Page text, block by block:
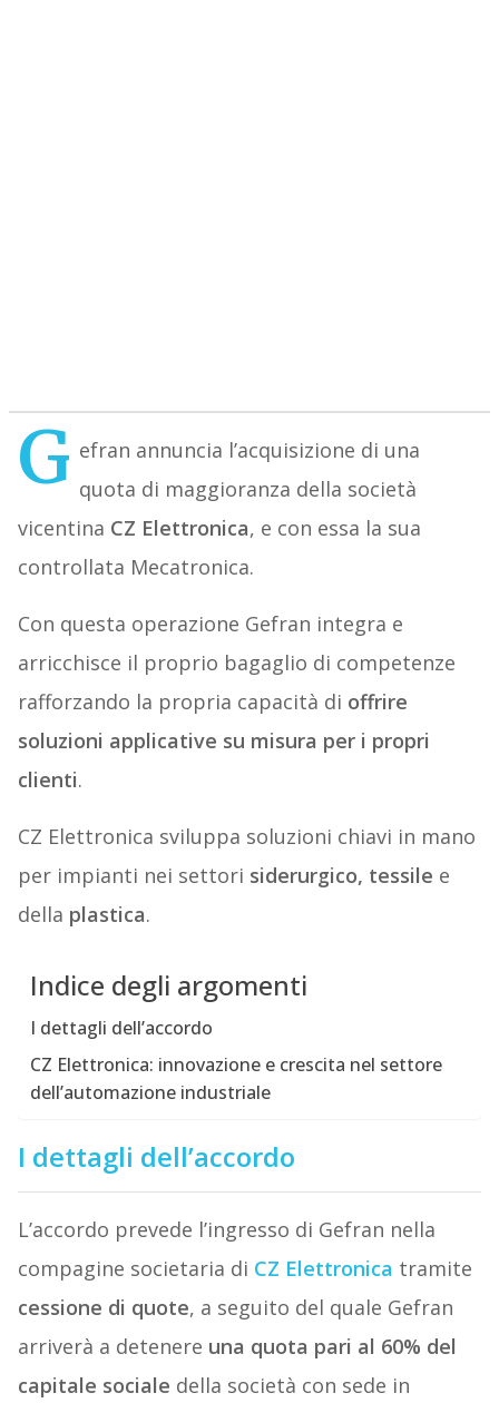
G efran annuncia l’acquisizione di una
quota di maggioranza della società
vicentina CZ Elettronica, e con essa la sua
controllata Mecatronica.
Con questa operazione Gefran integra e
arricchisce il proprio bagaglio di competenze
rafforzando la propria capacità di offrire
soluzioni applicative su misura per i propri
clienti.
CZ Elettronica sviluppa soluzioni chiavi in mano
per impianti nei settori siderurgico, tessile e
della plastica.
Indice degli argomenti
I dettagli dell’accordo
CZ Elettronica: innovazione e crescita nel settore
dell’automazione industriale
I dettagli dell’accordo
L’accordo prevede l’ingresso di Gefran nella
compagine societaria di CZ Elettronica tramite
cessione di quote, a seguito del quale Gefran
arriverà a detenere una quota pari al 60% del
capitale sociale della società con sede in